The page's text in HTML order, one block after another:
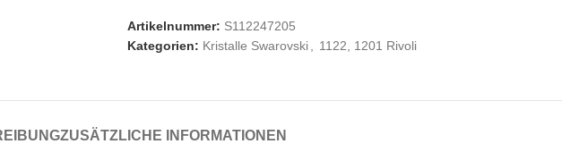
Artikelnummer: S112247205
Kategorien: Kristalle Swarovski 1122, 1201 Rivoli
ZUSÄTZLICHE INFORMATIONEN